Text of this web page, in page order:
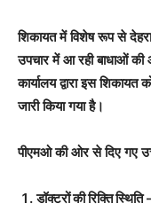
शिकायत में विशेष रूप से
उपचार में आ रही बाधाओं की
कार्यालय द्वारा इस
जारी किया गया है।
पीएमओ की ओर से दिए गए
डॉक्टरों की रिक्ति स्थिति